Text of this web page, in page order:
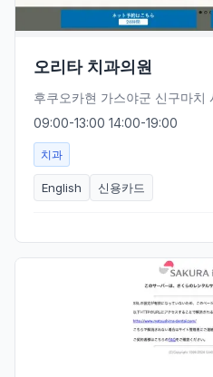
오리타 치과의원
후쿠오카현 가스야군 신구마치
09:00-13:00 14:00-19:00
치과
English 신용카드